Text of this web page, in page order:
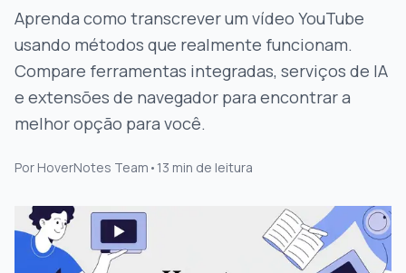
Blog
Aprenda como transcrever um vídeo YouTube
usando métodos que realmente funcionam.
Compare ferramentas integradas, serviços de IA
e extensões de navegador para encontrar a
melhor opção para você.
Por HoverNotes Team • 13 min de leitura